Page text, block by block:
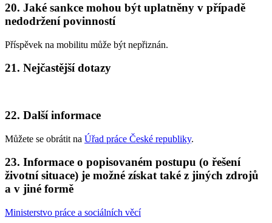
20. Jaké sankce mohou být uplatněny v případě
nedodržení povinností
Příspěvek na mobilitu může být nepřiznán.
21. Nejčastější dotazy
22. Další informace
Můžete se obrátit na Úřad práce České republiky.
23. Informace o popisovaném postupu (o řešení
životní situace) je možné získat také z jiných zdrojů
a v jiné formě
Ministerstvo práce a sociálních věcí